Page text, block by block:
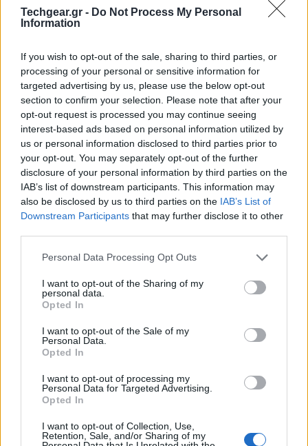
Techgear.gr - Do Not Process My Personal
Information
If you wish to opt-out of the sale, sharing to third parties, or
processing of your personal or sensitive information for
targeted advertising by us, please use the below opt-out
section to confirm your selection. Please note that after your
opt-out request is processed you may continue seeing
interest-based ads based on personal information utilized by
us or personal information disclosed to third parties prior to
your opt-out. You may separately opt-out of the further
disclosure of your personal information by third parties on the
IAB’s list of downstream participants. This information may
also be disclosed by us to third parties on the IAB’s List of
Downstream Participants that may further disclose it to other
Please note that this website/app uses one or more Google
not limited to your visit or usage behaviour. You may click to
grant or deny consent to Google and its third-party tags to
use your data for below specified purposes in below Google
consent section.
Personal Data Processing Opt Outs
I want to opt-out of the Sharing of my
personal data.
Opted In
I want to opt-out of the Sale of my
Personal Data.
Opted In
I want to opt-out of processing my
Personal Data for Targeted Advertising.
Opted In
I want to opt-out of Collection, Use,
Retention, Sale, and/or Sharing of my
Anthropic καλύπτειτρεις διαφορετικές
αρχιτεκτονικές chips
προσεγγίσεις στην επιτάχυνση AI εργασιών.
Πρόκειται για μια σπάνια στρατηγική ισορροπίας, που
μειώνει την εξάρτηση από έναν μόνο προμηθευτή και
αυξάνει την ανθεκτικότητα απέναντι σε πιθανά
τεχνολογικά ή εφοδιαστικά σοκ.
Η Anthropic σήμερα εξυπηρετείπάνω από 300.000
επιχειρηματικούς πελάτες, ενώ μέσα σε μόλις έναν
χρόνο έχειεπταπλασιάσειτον αριθμό των εταιρειών
που δαπανούν πάνω από100.000 δολάρια
ετησίωςγια τις υπηρεσίες της. Με εκτιμώμενα
2,2 δισεκατομμυρίων δολαρίων
για το 2025, η
μπορούσε να καλύψει οποιοσδήποτε μεμονωμένος
πάροχος cloud.
Η Amazon, που εξακολουθεί να είναι ο κύριος
συνεργάτης και επενδυτής της Anthropic με μερίδιο
δισεκατομμυρίων δολαρίων, παραμένει βαθιά
ενσωματωμένη στην υποδομή της εταιρείας, ειδικά
εκατοντάδες χιλιάδες AI chips
σε data centers